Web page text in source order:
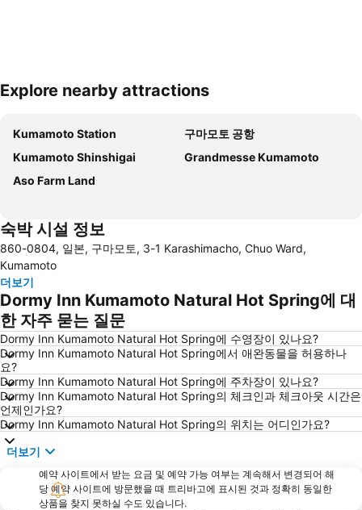
Explore nearby attractions
Kumamoto Station
구마모토 공항
Kumamoto Shinshigai
Grandmesse Kumamoto
Aso Farm Land
숙박 시설 정보
860-0804, 일본, 구마모토, 3-1 Karashimacho, Chuo Ward,
Kumamoto
더보기
Dormy Inn Kumamoto Natural Hot Spring에 대
한 자주 묻는 질문
Dormy Inn Kumamoto Natural Hot Spring에 수영장이 있나요?
Dormy Inn Kumamoto Natural Hot Spring에서 애완동물을 허용하나
요?
Dormy Inn Kumamoto Natural Hot Spring에 주차장이 있나요?
Dormy Inn Kumamoto Natural Hot Spring의 체크인과 체크아웃 시간은
언제인가요?
Dormy Inn Kumamoto Natural Hot Spring의 위치는 어디인가요?
더보기
예약 사이트에서 받는 요금 및 예약 가능 여부는 계속해서 변경되어 해
당 예약 사이트에 방문했을 때 트리바고에 표시된 것과 정확히 동일한
상품을 찾지 못하실 수도 있습니다.